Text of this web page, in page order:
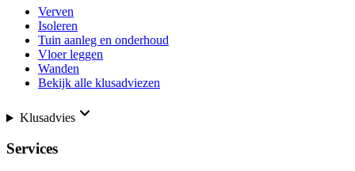
Verven
Isoleren
Tuin aanleg en onderhoud
Vloer leggen
Wanden
Bekijk alle klusadviezen
Klusadvies
Services